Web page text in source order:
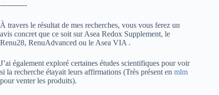
-----------
À travers le résultat de mes recherches, vous vous ferez un
avis concret que ce soit sur Asea Redox Supplement, le
Renu28, RenuAdvanced ou le Asea VIA .
J’ai également exploré certaines études scientifiques pour voir
si la recherche étayait leurs affirmations (Très présent en mlm
pour venter les produits).